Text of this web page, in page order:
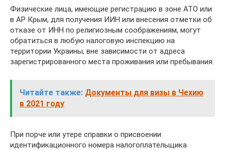
Физические лица, имеющие регистрацию в зоне АТО или
в АР Крым, для получения ИИН или внесения отметки об
отказе от ИНН по религиозным соображениям, могут
обратиться в любую налоговую инспекцию на
территории Украины, вне зависимости от адреса
зарегистрированного места проживания или пребывания.
Читайте также: Документы для визы в Чехию
в 2021 году
При порче или утере справки о присвоении
идентификационного номера налогоплательщика